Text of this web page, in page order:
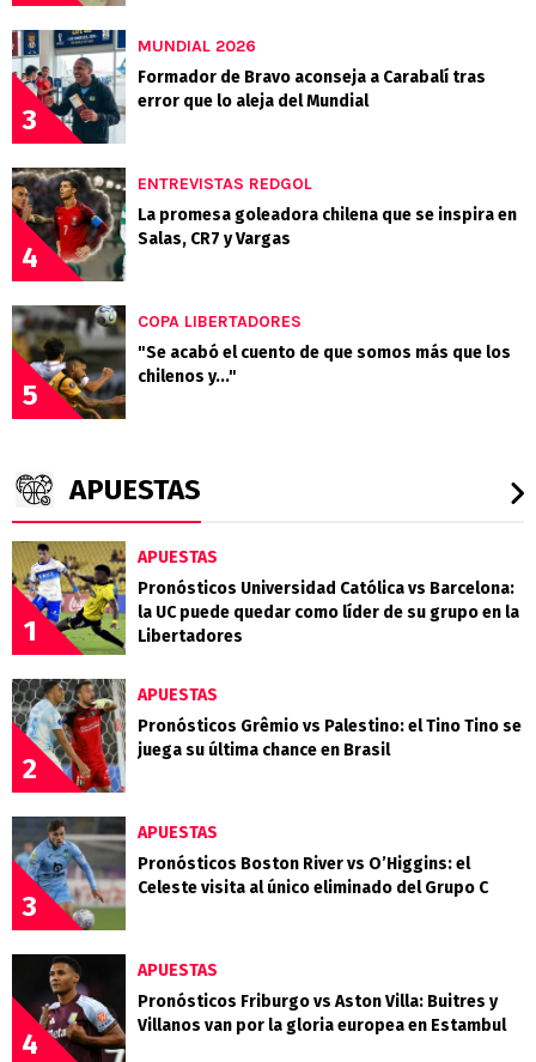
3
MUNDIAL 2026
Formador de Bravo aconseja a Carabalí tras
error que lo aleja del Mundial
4
ENTREVISTAS REDGOL
La promesa goleadora chilena que se inspira en
Salas, CR7 y Vargas
5
COPA LIBERTADORES
"Se acabó el cuento de que somos más que los
chilenos y..."
APUESTAS
1
APUESTAS
Pronósticos Universidad Católica vs Barcelona:
la UC puede quedar como líder de su grupo en la
Libertadores
2
APUESTAS
Pronósticos Grêmio vs Palestino: el Tino Tino se
juega su última chance en Brasil
3
APUESTAS
Pronósticos Boston River vs O’Higgins: el
Celeste visita al único eliminado del Grupo C
4
APUESTAS
Pronósticos Friburgo vs Aston Villa: Buitres y
Villanos van por la gloria europea en Estambul